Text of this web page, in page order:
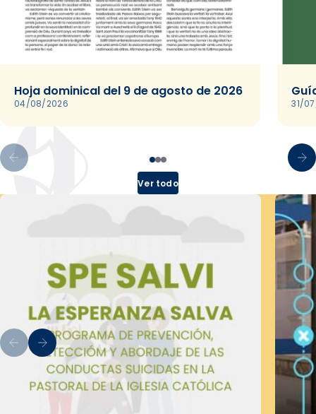
Hoja dominical del 9 de agosto de 2026
04/08/2026 31/
Ver todo